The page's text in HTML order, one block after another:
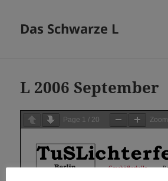
Das Schwarze L
L 2006 September
Page 1 / 20 Zoom